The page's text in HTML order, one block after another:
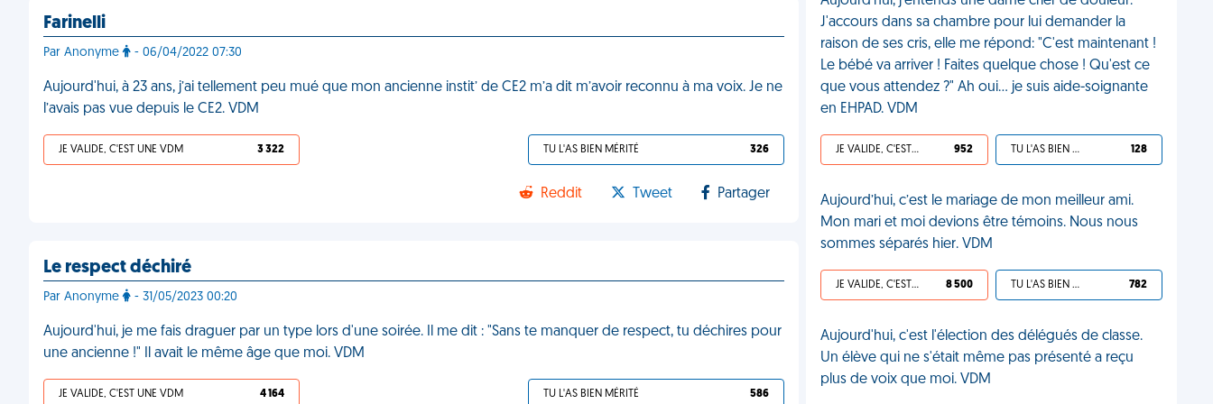
Farinelli
Par Anonyme - 06/04/2022 07:30
Aujourd'hui, à 23 ans, j’ai tellement peu mué que mon ancienne instit’ de CE2 m’a dit m’avoir reconnu à ma voix. Je ne
l’avais pas vue depuis le CE2. VDM
JE VALIDE, C'EST UNE VDM 3 322 TU L'AS BIEN MÉRITÉ 326
Reddit Tweet Partager
Le respect déchiré
Par Anonyme - 31/05/2023 00:20
Aujourd'hui, je me fais draguer par un type lors d'une soirée. Il me dit : "Sans te manquer de respect, tu déchires pour
une ancienne !" Il avait le même âge que moi. VDM
JE VALIDE, C'EST UNE VDM 4 164 TU L'AS BIEN MÉRITÉ 586
J'accours dans sa chambre pour lui demander la
raison de ses cris, elle me répond: "C'est maintenant !
Le bébé va arriver ! Faites quelque chose ! Qu'est ce
que vous attendez ?" Ah oui... je suis aide-soignante
en EHPAD. VDM
JE VALIDE, C'EST UNE VDM 952 TU L'AS BIEN MÉRITÉ 128
Aujourd’hui, c’est le mariage de mon meilleur ami.
Mon mari et moi devions être témoins. Nous nous
sommes séparés hier. VDM
JE VALIDE, C'EST UNE VDM 8 500 TU L'AS BIEN MÉRITÉ 782
Aujourd'hui, c'est l'élection des délégués de classe.
Un élève qui ne s'était même pas présenté a reçu
plus de voix que moi. VDM